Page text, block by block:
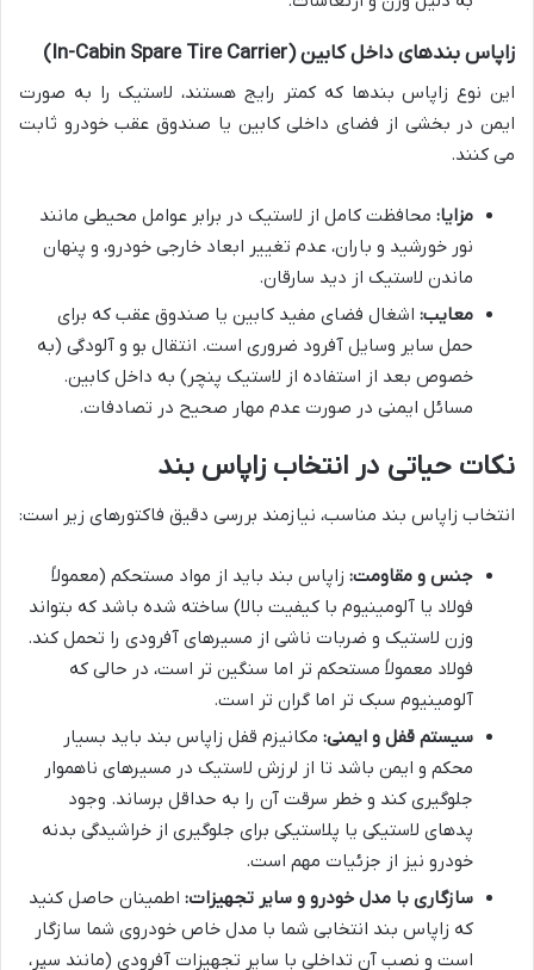
زاپاس بندهای داخل کابین (In-Cabin Spare Tire Carrier)
این نوع زاپاس بندها که کمتر رایج هستند، لاستیک را به صورت
ایمن در بخشی از فضای داخلی کابین یا صندوق عقب خودرو ثابت
می کنند.
مزایا: محافظت کامل از لاستیک در برابر عوامل محیطی مانند
نور خورشید و باران، عدم تغییر ابعاد خارجی خودرو، و پنهان
ماندن لاستیک از دید سارقان.
معایب: اشغال فضای مفید کابین یا صندوق عقب که برای
حمل سایر وسایل آفرود ضروری است. انتقال بو و آلودگی (به
خصوص بعد از استفاده از لاستیک پنچر) به داخل کابین.
مسائل ایمنی در صورت عدم مهار صحیح در تصادفات.
نکات حیاتی در انتخاب زاپاس بند
انتخاب زاپاس بند مناسب، نیازمند بررسی دقیق فاکتورهای زیر است:
جنس و مقاومت: زاپاس بند باید از مواد مستحکم (معمولاً
فولاد یا آلومینیوم با کیفیت بالا) ساخته شده باشد که بتواند
وزن لاستیک و ضربات ناشی از مسیرهای آفرودی را تحمل کند.
فولاد معمولاً مستحکم تر اما سنگین تر است، در حالی که
آلومینیوم سبک تر اما گران تر است.
سیستم قفل و ایمنی: مکانیزم قفل زاپاس بند باید بسیار
محکم و ایمن باشد تا از لرزش لاستیک در مسیرهای ناهموار
جلوگیری کند و خطر سرقت آن را به حداقل برساند. وجود
پدهای لاستیکی یا پلاستیکی برای جلوگیری از خراشیدگی بدنه
خودرو نیز از جزئیات مهم است.
سازگاری با مدل خودرو و سایر تجهیزات: اطمینان حاصل کنید
که زاپاس بند انتخابی شما با مدل خاص خودروی شما سازگار
است و نصب آن تداخلی با سایر تجهیزات آفرودی (مانند سپر،